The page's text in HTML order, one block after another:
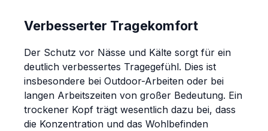
Verbesserter Tragekomfort
Der Schutz vor Nässe und Kälte sorgt für ein
deutlich verbessertes Tragegefühl. Dies ist
insbesondere bei Outdoor-Arbeiten oder bei
langen Arbeitszeiten von großer Bedeutung. Ein
trockener Kopf trägt wesentlich dazu bei, dass
die Konzentration und das Wohlbefinden